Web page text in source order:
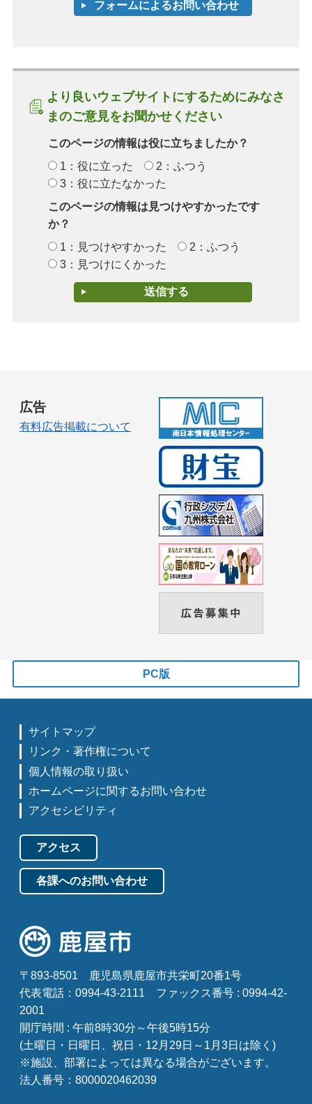
より良いウェブサイトにするためにみなさ
まのご意見をお聞かせください
このページの情報は役に立ちましたか？
1：役に立った
2：ふつう
3：役に立たなかった
このページの情報は見つけやすかったです
か？
1：見つけやすかった
2：ふつう
3：見つけにくかった
広告
有料広告掲載について
PC版
サイトマップ
リンク・著作権について
個人情報の取り扱い
ホームページに関するお問い合わせ
アクセシビリティ
アクセス
各課へのお問い合わせ
〒893-8501
鹿児島県鹿屋市共栄町20番1号
代表電話：0994-43-2111
ファックス番号 : 0994-42-
2001
開庁時間 : 午前8時30分～午後5時15分
(土曜日・日曜日、祝日・12月29日～1月3日は除く)
※施設、部署によっては異なる場合がございます。
法人番号：8000020462039